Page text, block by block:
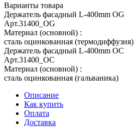
Варианты товара
Держатель фасадный L-400mm OG
Арт.31400_ОG
Материал (основной) :
сталь оцинкованная (термодиффузия)
Держатель фасадный L-400mm OC
Арт.31400_ОС
Материал (основной) :
сталь оцинкованная (гальваника)
Описание
Как купить
Оплата
Доставка